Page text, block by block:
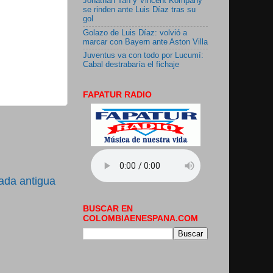
antigua
se rinden ante Luis Díaz tras su
gol
Golazo de Luis Díaz: volvió a
marcar con Bayern ante Aston Villa
Juventus va con todo por Lucumí:
Cabal destrabaría el fichaje
FAPATUR RADIO
BUSCAR EN
COLOMBIAENESPANA.COM